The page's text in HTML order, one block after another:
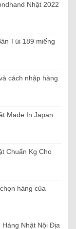
Nhật 2022
Túi 189 miếng
cách nhập hàng
Made In Japan
Chuẩn Kg Cho
hàng của
Hàng Nhật Nội Địa